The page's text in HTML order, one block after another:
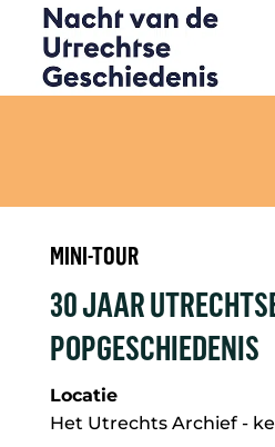
MINI-TOUR
30 JAAR
POPGESCHIEDENIS
Locatie
Het Utrechts Archief -